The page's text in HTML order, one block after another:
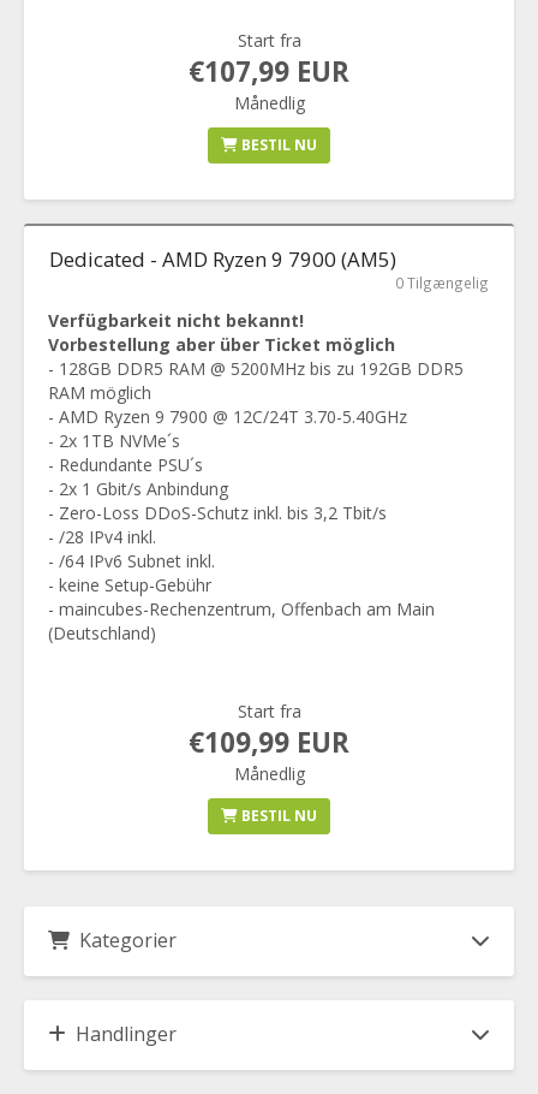
Start fra
€107,99 EUR
Månedlig
BESTIL NU
Dedicated - AMD Ryzen 9 7900 (AM5)
0 Tilgængelig
Verfügbarkeit nicht bekannt!
Vorbestellung aber über Ticket möglich
- 128GB DDR5 RAM @ 5200MHz bis zu 192GB DDR5
RAM möglich
- AMD Ryzen 9 7900 @ 12C/24T 3.70-5.40GHz
- 2x 1TB NVMe´s
- Redundante PSU´s
- 2x 1 Gbit/s Anbindung
- Zero-Loss DDoS-Schutz inkl. bis 3,2 Tbit/s
- /28 IPv4 inkl.
- /64 IPv6 Subnet inkl.
- keine Setup-Gebühr
- maincubes-Rechenzentrum, Offenbach am Main
(Deutschland)
Start fra
€109,99 EUR
Månedlig
BESTIL NU
Kategorier
Handlinger